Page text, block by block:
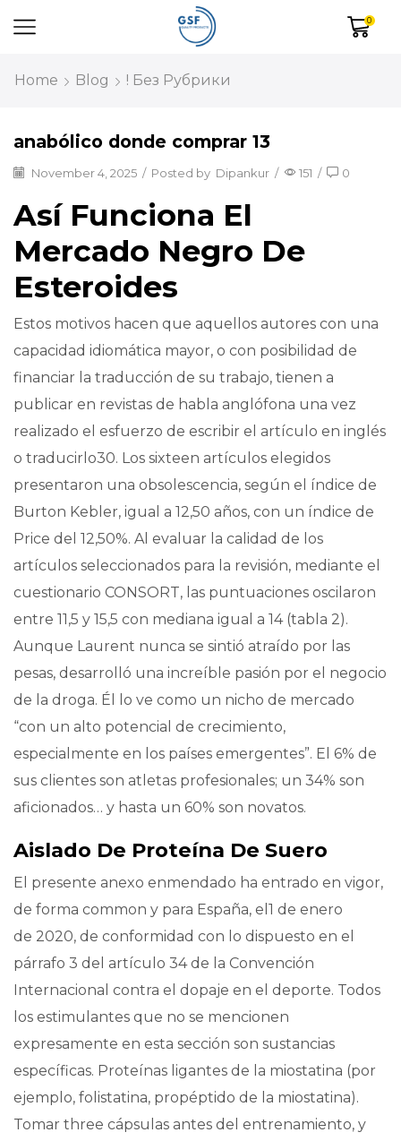
0
Home Blog ! Без Рубрики
anabólico donde comprar 13
November 4, 2025 / Posted by Dipankur / 151 / 0
Así Funciona El
Mercado Negro De
Esteroides
Estos motivos hacen que aquellos autores con una
capacidad idiomática mayor, o con posibilidad de
financiar la traducción de su trabajo, tienen a
publicar en revistas de habla anglófona una vez
realizado el esfuerzo de escribir el artículo en inglés
o traducirlo30. Los sixteen artículos elegidos
presentaron una obsolescencia, según el índice de
Burton Kebler, igual a 12,50 años, con un índice de
Price del 12,50%. Al evaluar la calidad de los
artículos seleccionados para la revisión, mediante el
cuestionario CONSORT, las puntuaciones oscilaron
entre 11,5 y 15,5 con mediana igual a 14 (tabla 2).
Aunque Laurent nunca se sintió atraído por las
pesas, desarrolló una increíble pasión por el negocio
de la droga. Él lo ve como un nicho de mercado
“con un alto potencial de crecimiento,
especialmente en los países emergentes”. El 6% de
sus clientes son atletas profesionales; un 34% son
aficionados… y hasta un 60% son novatos.
Aislado De Proteína De Suero
El presente anexo enmendado ha entrado en vigor,
de forma common y para España, el1 de enero
de 2020, de conformidad con lo dispuesto en el
párrafo 3 del artículo 34 de la Convención
Internacional contra el dopaje en el deporte. Todos
los estimulantes que no se mencionen
expresamente en esta sección son sustancias
específicas. Proteínas ligantes de la miostatina (por
ejemplo, folistatina, propéptido de la miostatina).
Tomar three cápsulas antes del entrenamiento, y